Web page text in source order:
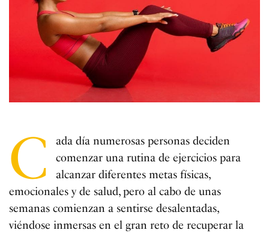
C
ada día numerosas personas deciden
comenzar una rutina de ejercicios para
alcanzar diferentes metas físicas,
emocionales y de salud, pero al cabo de unas
semanas comienzan a sentirse desalentadas,
viéndose inmersas en el gran reto de recuperar la